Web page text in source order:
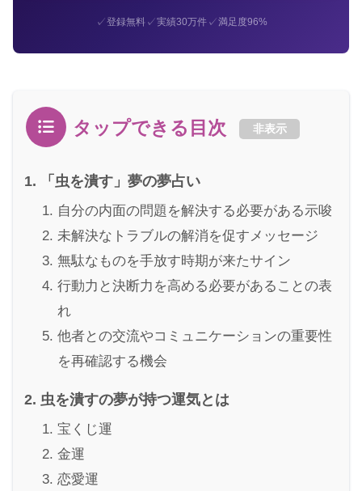
✓登録無料✓実績30万件✓満足度96%
タップできる目次 非表示
「虫を潰す」夢の夢占い
自分の内面の問題を解決する必要がある示唆
未解決なトラブルの解消を促すメッセージ
無駄なものを手放す時期が来たサイン
行動力と決断力を高める必要があることの表
れ
他者との交流やコミュニケーションの重要性
を再確認する機会
虫を潰すの夢が持つ運気とは
宝くじ運
金運
恋愛運